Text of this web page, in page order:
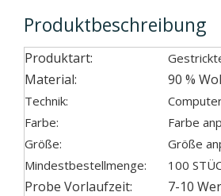
Produktbeschreibung
Produktart:
Material: 90 %
Technik:
Farbe:
Farbe
Größe:
Größe
Mindestbestellmenge:
100
Probe Vorlaufzeit: 7-10